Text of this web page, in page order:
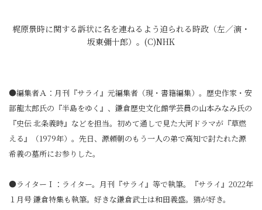
梶原景時に関する訴状に名を連ねるよう迫られる時政（左／演・
坂東彌十郎）。(C)NHK
●編集者Ａ：月刊『サライ』元編集者（現・書籍編集）。歴史作家・安
部龍太郎氏の『半島をゆく』、鎌倉歴史文化館学芸員の山本みなみ氏の
『史伝 北条義時』などを担当。初めて通しで見た大河ドラマが『草燃
える』（1979年）。先日、源頼朝のもう一人の弟で高知で討たれた源
希義の墓所にお参りした。
●ライターＩ：ライター。月刊『サライ』等で執筆。『サライ』2022年
１月号 鎌倉特集も執筆。好きな鎌倉武士は和田義盛。猫が好き。